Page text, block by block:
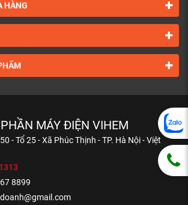
HÀNG
MÁY ĐIỆN VIHEM
- Tổ 25 - Xã Phúc Thịnh - TP. Hà Nội - Việt
8899